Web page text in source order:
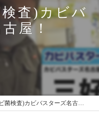
査)カビバ
屋！
検査)カビバスターズ名古屋！